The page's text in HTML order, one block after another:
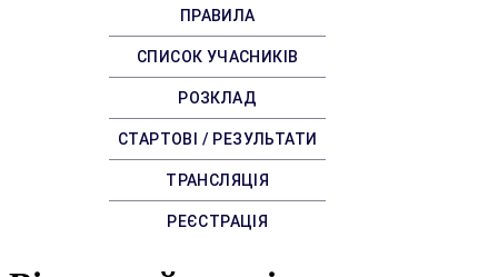
ПРАВИЛА
СПИСОК УЧАСНИКІВ
РОЗКЛАД
СТАРТОВІ / РЕЗУЛЬТАТИ
ТРАНСЛЯЦІЯ
РЕЄСТРАЦІЯ